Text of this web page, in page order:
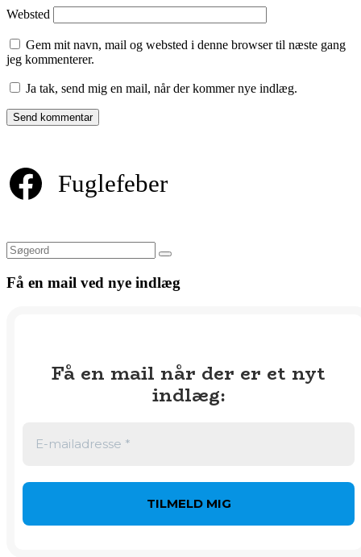
Websted
Gem mit navn, mail og websted i denne browser til næste gang
jeg kommenterer.
Ja tak, send mig en mail, når der kommer nye indlæg.
Fuglefeber
Søg
Få en mail ved nye indlæg
Få en mail når der er et nyt
indlæg: